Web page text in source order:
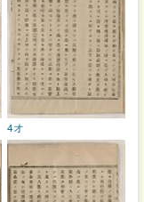
4オ